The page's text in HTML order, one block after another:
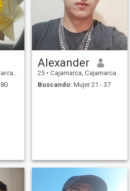
Perú
Alexander
25 • Cajamarca, Cajamarca, Perú
Buscando: Mujer 21 - 37